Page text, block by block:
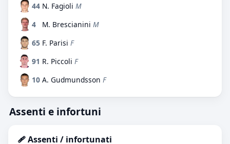
44 N. Fagioli M
4
M. Brescianini M
65 F. Parisi F
91 R. Piccoli F
10 A. Gudmundsson F
Assenti e infortuni
🩹 Assenti / infortunati